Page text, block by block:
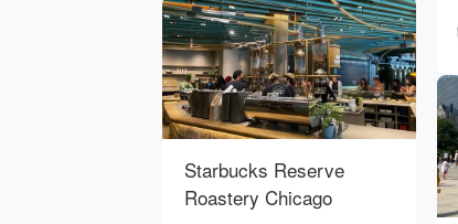
Starbucks Reserve
Roastery Chicago